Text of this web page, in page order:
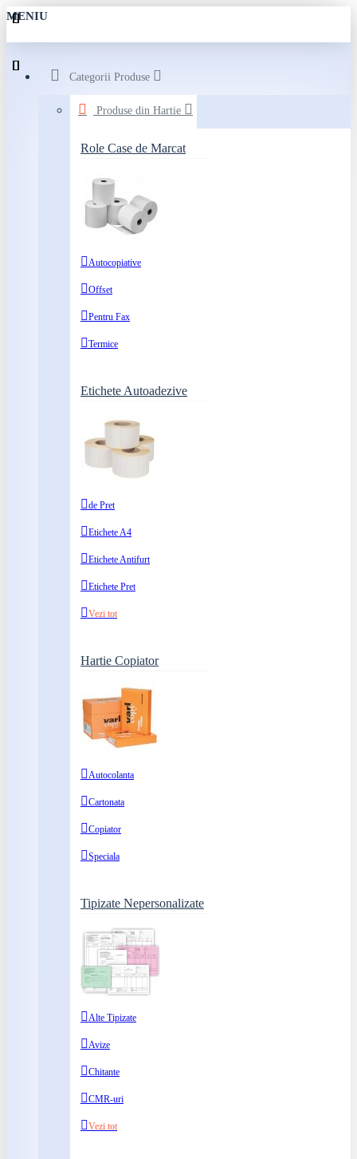
MENIU
Categorii Produse
Produse din Hartie
Role Case de Marcat
Autocopiative
Offset
Pentru Fax
Termice
Etichete Autoadezive
de Pret
Etichete A4
Etichete Antifurt
Etichete Pret
Vezi tot
Hartie Copiator
Autocolanta
Cartonata
Copiator
Speciala
Tipizate Nepersonalizate
Alte Tipizate
Avize
Chitante
CMR-uri
Vezi tot